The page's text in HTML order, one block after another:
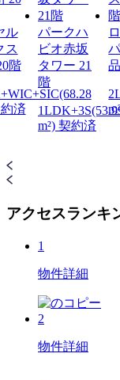
ル
ス
階
済
パークハ
ビオ赤坂
タワー 21
階
m²) 契約済
アクセスランキ
1
物件詳細
2
物件詳細